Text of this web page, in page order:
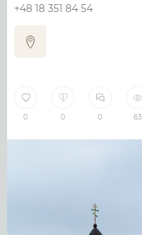
+48 18 351 84 54
0 0 0 63